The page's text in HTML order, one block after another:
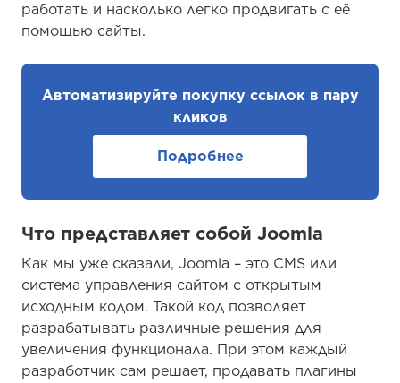
работать и насколько легко продвигать с её
помощью сайты.
Автоматизируйте покупку ссылок в пару
кликов
Подробнее
Что представляет собой Joomla
Как мы уже сказали, Joomla – это CMS или
система управления сайтом с открытым
исходным кодом. Такой код позволяет
разрабатывать различные решения для
увеличения функционала. При этом каждый
разработчик сам решает, продавать плагины